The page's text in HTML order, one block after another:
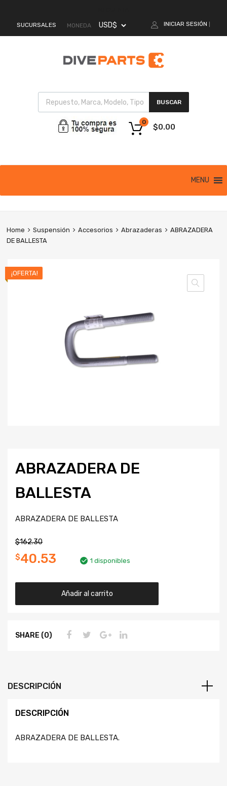
SUCURSALES MONEDA INICIAR SESIÓN
BUSCAR
$0.00
0
MENU
Home Suspensión Accesorios Abrazaderas
ABRAZADERA
DE BALLESTA
¡OFERTA!
ABRAZADERA DE
BALLESTA
ABRAZADERA DE BALLESTA
$162.30
$40.53 1 disponibles
Añadir al carrito
SHARE (0)
DESCRIPCIÓN
DESCRIPCIÓN
ABRAZADERA DE BALLESTA.